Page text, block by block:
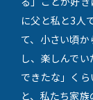
に父と私と3人
て、小さい頃
し、楽しんで
できたな」く
と、私たち家